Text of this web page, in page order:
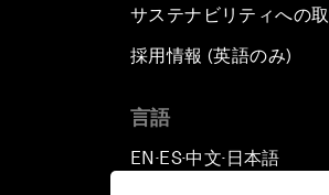
サステナビリティへの
採用情報 (英語のみ)
言語
EN ▪ ES▪中文▪ 日本語